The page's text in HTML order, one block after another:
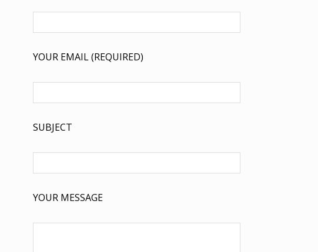
YOUR EMAIL (REQUIRED)
SUBJECT
YOUR MESSAGE